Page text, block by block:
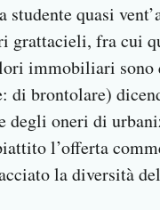
quasi
grattacieli, fra cui
immobiliari
di brontolare)
degli oneri di
l’offerta
la diversità